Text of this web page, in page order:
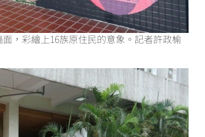
，彩繪上16族原住民的意象。記者許政榆